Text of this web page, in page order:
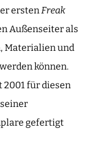
erstenFreak
Außenseiter als
Materialien und
können.
2001 für diesen
gefertigt